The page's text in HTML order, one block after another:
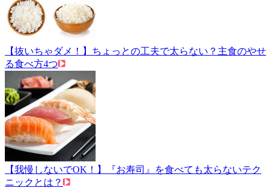
【抜いちゃダメ！】ちょっとの工夫で太らない？主食のやせ
る食べ方4つ
【我慢しないでOK！】『お寿司』を食べても太らないテク
ニックとは？